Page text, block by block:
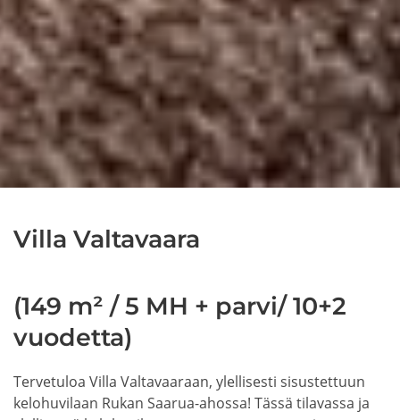
Villa Valtavaara
(149 m² / 5 MH + parvi/ 10+2
vuodetta)
Tervetuloa Villa Valtavaaraan, ylellisesti sisustettuun
kelohuvilaan Rukan Saarua-ahossa! Tässä tilavassa ja